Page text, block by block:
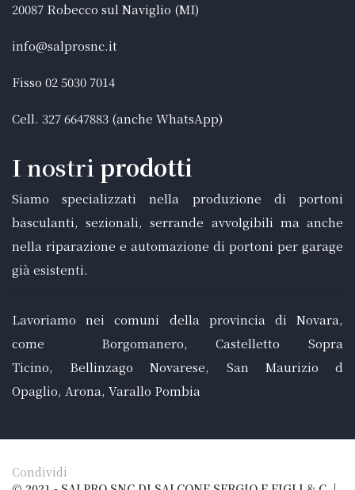
20087 Robecco sul Naviglio (MI)
info@salprosnc.it
Fisso 02 5030 7014
Cell. 327 6647883 (anche WhatsApp)
I nostri prodotti
Siamo specializzati nella produzione di portoni
basculanti, sezionali, serrande avvolgibili ma anche
nella riparazione e automazione di portoni per garage
già esistenti.
Lavoriamo nei comuni della provincia di Novara,
come Borgomanero,Castelletto Sopra
Ticino, Bellinzago Novarese, San Maurizio d
Opaglio, Arona, Varallo Pombia
Condividi